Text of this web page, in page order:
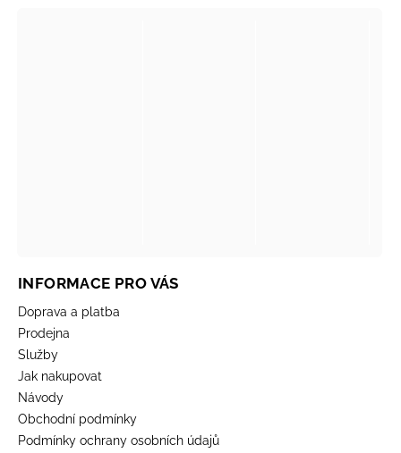
INFORMACE PRO VÁS
Doprava a platba
Prodejna
Služby
Jak nakupovat
Návody
Obchodní podmínky
Podmínky ochrany osobních údajů